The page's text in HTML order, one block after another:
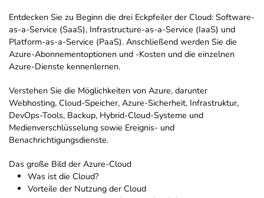
Entdecken Sie zu Beginn die drei Eckpfeiler der Cloud: Software-
as-a-Service (SaaS), Infrastructure-as-a-Service (IaaS) und
Platform-as-a-Service (PaaS). Anschließend werden Sie die
Azure-Abonnementoptionen und -Kosten und die einzelnen
Azure-Dienste kennenlernen.
Verstehen Sie die Möglichkeiten von Azure, darunter
Webhosting, Cloud-Speicher, Azure-Sicherheit, Infrastruktur,
DevOps-Tools, Backup, Hybrid-Cloud-Systeme und
Medienverschlüsselung sowie Ereignis- und
Benachrichtigungsdienste.
Das große Bild der Azure-Cloud
Was ist die Cloud?
Vorteile der Nutzung der Cloud